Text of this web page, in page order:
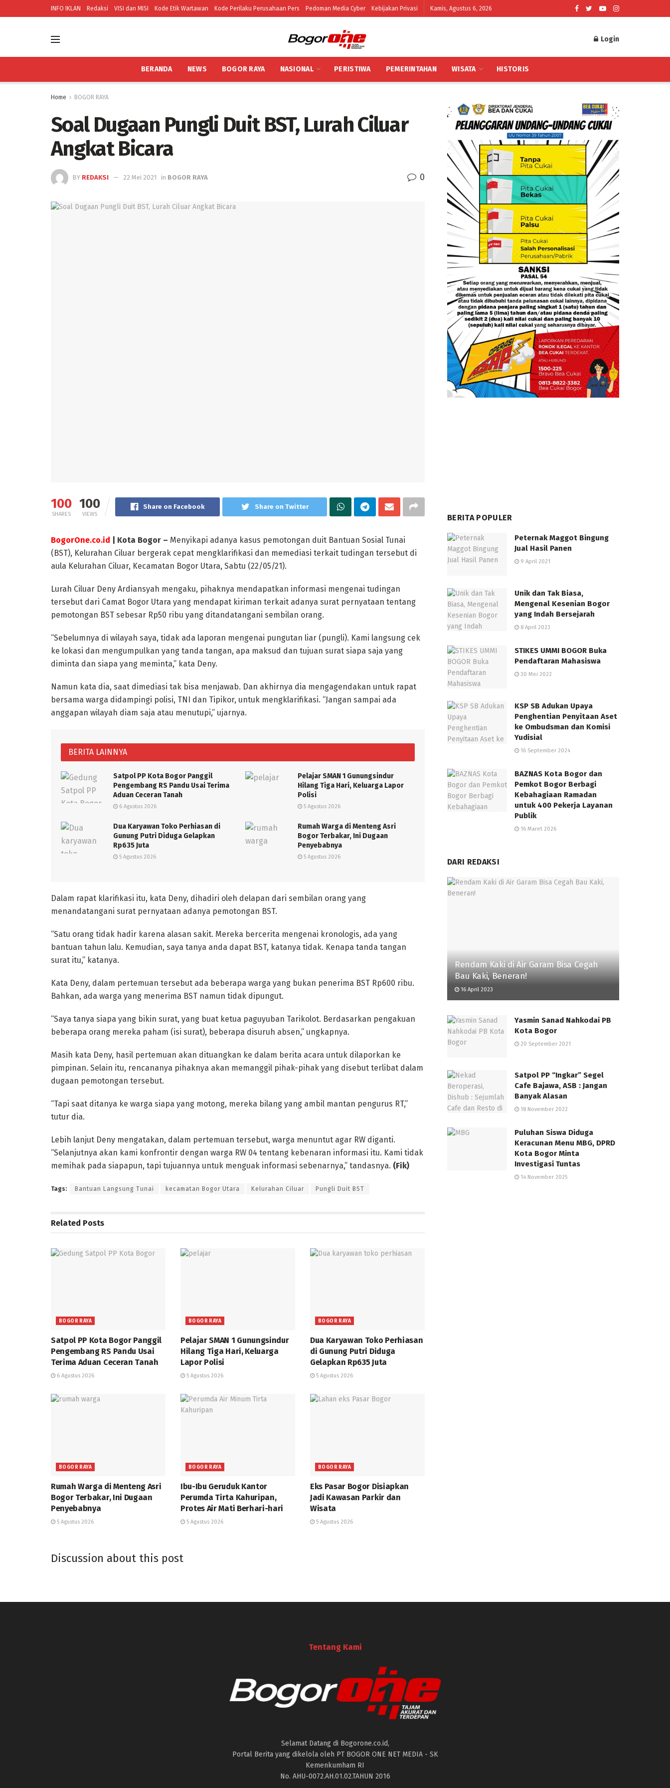
INFO IKLAN Redaksi VISI dan MISI Kode Etik Wartawan Kode Perilaku Perusahaan Pers Pedoman Media Cyber Kebijakan Privasi Kamis, Agustus 6, 2026
Login
BERANDA NEWS BOGOR RAYA NASIONAL PERISTIWA PEMERINTAHAN WISATA HISTORIS
Home BOGOR RAYA
Soal Dugaan Pungli Duit BST, Lurah Ciluar
Angkat Bicara
BY REDAKSI 22 Mei 2021 in BOGOR RAYA 0
100
SHARES
100
VIEWS
Share on Facebook Share on Twitter
BogorOne.co.id | Kota Bogor – Menyikapi adanya kasus pemotongan duit Bantuan Sosial Tunai
(BST), Kelurahan Ciluar bergerak cepat mengklarifikasi dan memediasi terkait tudingan tersebut di
aula Kelurahan Ciluar, Kecamatan Bogor Utara, Sabtu (22/05/21).
Lurah Ciluar Deny Ardiansyah mengaku, pihaknya mendapatkan informasi mengenai tudingan
tersebut dari Camat Bogor Utara yang mendapat kiriman terkait adanya surat pernyataan tentang
pemotongan BST sebesar Rp50 ribu yang ditandatangani sembilan orang.
“Sebelumnya di wilayah saya, tidak ada laporan mengenai pungutan liar (pungli). Kami langsung cek
ke lokasi dan mengumpulkan yang tanda tangan, apa maksud dan tujuan surat siapa saja yang
diminta dan siapa yang meminta,” kata Deny.
Namun kata dia, saat dimediasi tak bisa menjawab. Dan akhirnya dia mengagendakan untuk rapat
bersama warga didampingi polisi, TNI dan Tipikor, untuk mengklarifikasi. “Jangan sampai ada
anggapan wilayah diam saja atau menutupi,” ujarnya.
BERITA LAINNYA
Satpol PP Kota Bogor Panggil
Pengembang RS Pandu Usai Terima
Aduan Ceceran Tanah
6 Agustus 2026
Pelajar SMAN 1 Gunungsindur
Hilang Tiga Hari, Keluarga Lapor
Polisi
5 Agustus 2026
Dua Karyawan Toko Perhiasan di
Gunung Putri Diduga Gelapkan
Rp635 Juta
5 Agustus 2026
Rumah Warga di Menteng Asri
Bogor Terbakar, Ini Dugaan
Penyebabnya
5 Agustus 2026
Dalam rapat klarifikasi itu, kata Deny, dihadiri oleh delapan dari sembilan orang yang
menandatangani surat pernyataan adanya pemotongan BST.
“Satu orang tidak hadir karena alasan sakit. Mereka bercerita mengenai kronologis, ada yang
bantuan tahun lalu. Kemudian, saya tanya anda dapat BST, katanya tidak. Kenapa tanda tangan
surat itu,” katanya.
Kata Deny, dalam pertemuan tersebut ada beberapa warga yang bukan penerima BST Rp600 ribu.
Bahkan, ada warga yang menerima BST namun tidak dipungut.
“Saya tanya siapa yang bikin surat, yang buat ketua paguyuban Tarikolot. Berdasarkan pengakuan
beberapa orang mereka paham (isi surat), beberapa disuruh absen,” ungkapnya.
Masih kata Deny, hasil pertemuan akan dituangkan ke dalam berita acara untuk dilaporkan ke
pimpinan. Selain itu, rencananya pihaknya akan memanggil pihak-pihak yang disebut terlibat dalam
dugaan pemotongan tersebut.
“Tapi saat ditanya ke warga siapa yang motong, mereka bilang yang ambil mantan pengurus RT,”
tutur dia.
Lebih lanjut Deny mengatakan, dalam pertemuan tersebut, warga menuntut agar RW diganti.
“Selanjutnya akan kami konfrontir dengan warga RW 04 tentang kebenaran informasi itu. Kami tidak
memihak pada siapapun, tapi tujuannya untuk menguak informasi sebenarnya,” tandasnya. (Fik)
Tags: Bantuan Langsung Tunai kecamatan Bogor Utara Kelurahan Ciluar Pungli Duit BST
Related Posts
BOGOR RAYA
Satpol PP Kota Bogor Panggil
Pengembang RS Pandu Usai
Terima Aduan Ceceran Tanah
6 Agustus 2026
BOGOR RAYA
Pelajar SMAN 1 Gunungsindur
Hilang Tiga Hari, Keluarga
Lapor Polisi
5 Agustus 2026
BOGOR RAYA
Dua Karyawan Toko Perhiasan
di Gunung Putri Diduga
Gelapkan Rp635 Juta
5 Agustus 2026
BOGOR RAYA
Rumah Warga di Menteng Asri
Bogor Terbakar, Ini Dugaan
Penyebabnya
5 Agustus 2026
BOGOR RAYA
Ibu-Ibu Geruduk Kantor
Perumda Tirta Kahuripan,
Protes Air Mati Berhari-hari
5 Agustus 2026
BOGOR RAYA
Eks Pasar Bogor Disiapkan
Jadi Kawasan Parkir dan
Wisata
5 Agustus 2026
Discussion about this post
BERITA POPULER
Peternak Maggot Bingung
Jual Hasil Panen
9 April 2021
Unik dan Tak Biasa,
Mengenal Kesenian Bogor
yang Indah Bersejarah
8 April 2023
STIKES UMMI BOGOR Buka
Pendaftaran Mahasiswa
30 Mei 2022
KSP SB Adukan Upaya
Penghentian Penyitaan Aset
ke Ombudsman dan Komisi
Yudisial
16 September 2024
BAZNAS Kota Bogor dan
Pemkot Bogor Berbagi
Kebahagiaan Ramadan
untuk 400 Pekerja Layanan
Publik
16 Maret 2026
DARI REDAKSI
Rendam Kaki di Air Garam Bisa Cegah
Bau Kaki, Beneran!
16 April 2023
Yasmin Sanad Nahkodai PB
Kota Bogor
20 September 2021
Satpol PP “Ingkar” Segel
Cafe Bajawa, ASB : Jangan
Banyak Alasan
18 November 2022
Puluhan Siswa Diduga
Keracunan Menu MBG, DPRD
Kota Bogor Minta
Investigasi Tuntas
14 November 2025
Tentang Kami
Selamat Datang di Bogorone.co.id,
Portal Berita yang dikelola oleh PT BOGOR ONE NET MEDIA - SK
Kemenkumham RI
No. AHU-0072.AH.01.02.TAHUN 2016